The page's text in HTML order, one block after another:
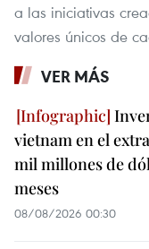
a las iniciativas
valores únicos de
VER MÁS
vietnam en el
mil millones de
meses
08/08/2026 00:30